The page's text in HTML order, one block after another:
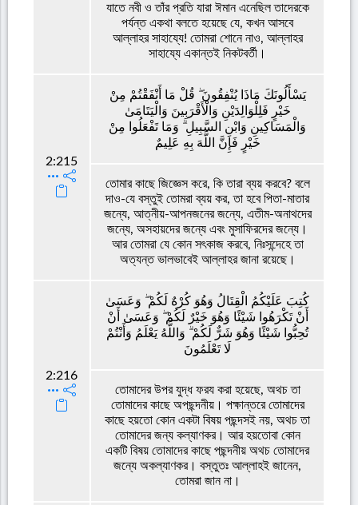
যাতে নবী ও তাঁর প্রতি যারা ঈমান এনেছিল তাদেরকে
পর্যন্ত একথা বলতে হয়েছে যে, কখন আসবে
আল্লাহর সাহায্যে! তোমরা শোনে নাও, আল্লাহর
সাহায্যে একান্তই নিকটবর্তী।
2:215
يَسْأَلُونَكَ مَاذَا يُنْفِقُونَ ۖ قُلْ مَا أَنْفَقْتُمْ مِنْ
خَيْرٍ فَلِلْوَالِدَيْنِ وَالْأَقْرَبِينَ وَالْيَتَامَىٰ
وَالْمَسَاكِينِ وَابْنِ السَّبِيلِ ۗ وَمَا تَفْعَلُوا مِنْ
خَيْرٍ فَإِنَّ اللَّهَ بِهِ عَلِيمٌ
তোমার কাছে জিজ্ঞেস করে, কি তারা ব্যয় করবে? বলে
দাও-যে বস্তুই তোমরা ব্যয় কর, তা হবে পিতা-মাতার
জন্যে, আত্নীয়-আপনজনের জন্যে, এতীম-অনাথদের
জন্যে, অসহায়দের জন্যে এবং মুসাফিরদের জন্যে।
আর তোমরা যে কোন সৎকাজ করবে, নিঃসন্দেহে তা
অত্যন্ত ভালভাবেই আল্লাহর জানা রয়েছে।
2:216
كُتِبَ عَلَيْكُمُ الْقِتَالُ وَهُوَ كُرْهٌ لَكُمْ ۖ وَعَسَىٰ
أَنْ تَكْرَهُوا شَيْئًا وَهُوَ خَيْرٌ لَكُمْ ۖ وَعَسَىٰ أَنْ
تُحِبُّوا شَيْئًا وَهُوَ شَرٌّ لَكُمْ ۗ وَاللَّهُ يَعْلَمُ وَأَنْتُمْ
لَا تَعْلَمُونَ
তোমাদের উপর যুদ্ধ ফরয করা হয়েছে, অথচ তা
তোমাদের কাছে অপছন্দনীয়। পক্ষান্তরে তোমাদের
কাছে হয়তো কোন একটা বিষয় পছন্দসই নয়, অথচ তা
তোমাদের জন্য কল্যাণকর। আর হয়তোবা কোন
একটি বিষয় তোমাদের কাছে পছন্দনীয় অথচ তোমাদের
জন্যে অকল্যাণকর। বস্তুতঃ আল্লাহই জানেন,
তোমরা জান না।